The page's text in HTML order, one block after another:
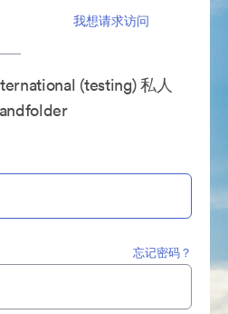
我想请求访问
(testing) 私人
忘记密码？